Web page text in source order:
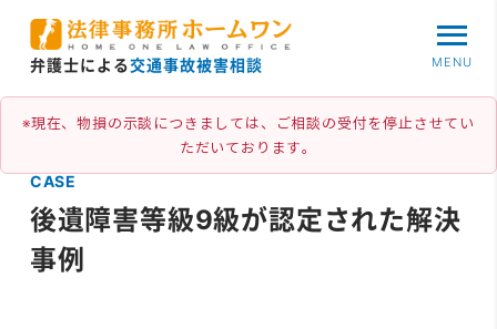
弁護士による交通事故被害相談
※現在、物損の示談につきましては、ご相談の受付を停止させてい
ただいております。
MENU
CASE
後遺障害等級9級が認定された解決
事例